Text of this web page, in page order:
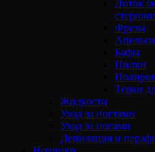
Лоток
Фрезы
Бафы
Пилки
Терки
Жидкости
Уход за ногтями
Уход за ногами
Депиляция и